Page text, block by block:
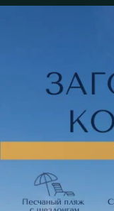
Елизавета
6 апреля 2024